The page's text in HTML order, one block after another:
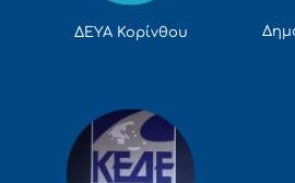
ΔΕΥΑ Κορίνθου